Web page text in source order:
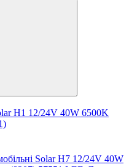
H1 12/24V 40W 6500K